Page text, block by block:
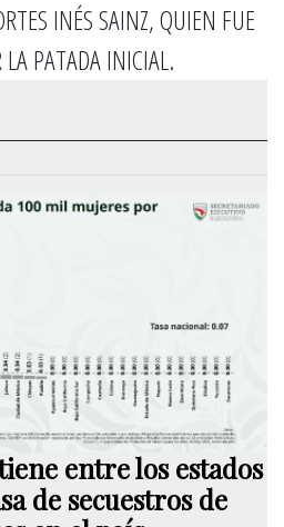
INÉS SAINZ, QUIEN FUE
LA PATADA INICIAL.
entre los estados
de secuestros de